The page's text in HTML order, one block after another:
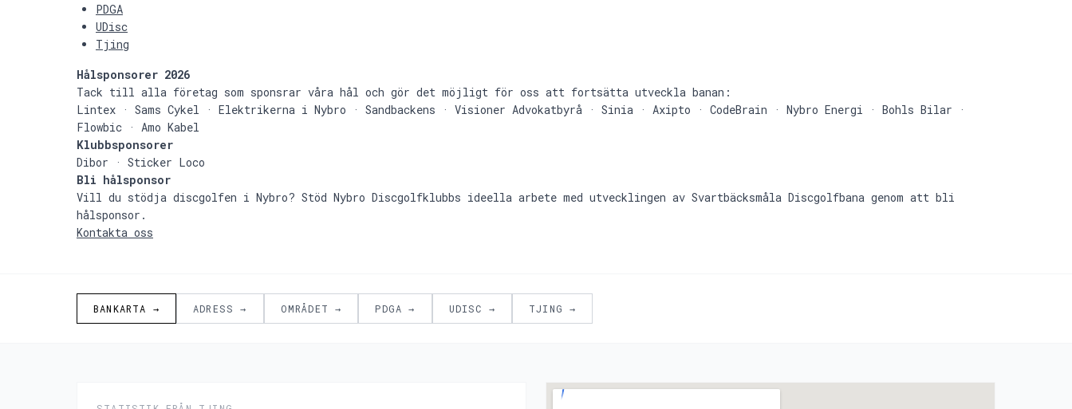
PDGA
UDisc
Tjing
Hålsponsorer 2026
Tack till alla företag som sponsrar våra hål och gör det möjligt för oss att fortsätta utveckla banan:
Lintex · Sams Cykel · Elektrikerna i Nybro · Sandbackens · Visioner Advokatbyrå · Sinia · Axipto · CodeBrain · Nybro Energi · Bohls Bilar ·
Flowbic · Amo Kabel
Klubbsponsorer
Dibor · Sticker Loco
Bli hålsponsor
Vill du stödja discgolfen i Nybro? Stöd Nybro Discgolfklubbs ideella arbete med utvecklingen av Svartbäcksmåla Discgolfbana genom att bli
hålsponsor.
Kontakta oss
BANKARTA → ADRESS → OMRÅDET → PDGA → UDISC → TJING →